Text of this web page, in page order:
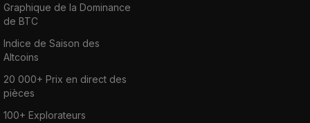
Graphique de la Dominance
de BTC
Indice de Saison des
Altcoins
20 000+ Prix en direct des
pièces
100+ Explorateurs